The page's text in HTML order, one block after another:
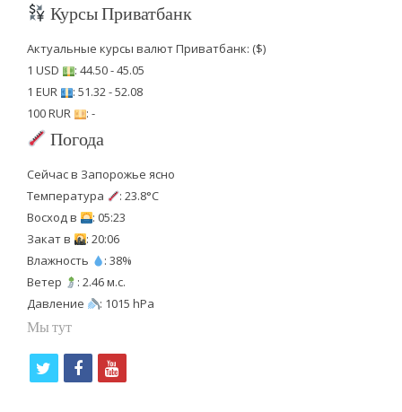
Курсы Приватбанк
Актуальные курсы валют Приватбанк: ($)
1 USD
: 44.50 - 45.05
1 EUR
: 51.32 - 52.08
100 RUR
: -
Погода
Сейчас в Запорожье ясно
Температура
: 23.8°C
Восход в
: 05:23
Закат в
: 20:06
Влажность
: 38%
Ветер
: 2.46 м.с.
Давление
: 1015 hPa
Мы тут
f
y